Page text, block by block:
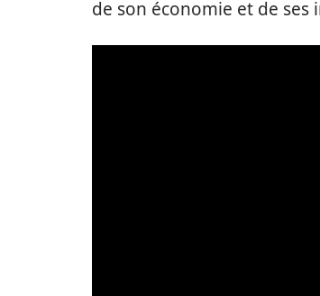
de son économie et de ses